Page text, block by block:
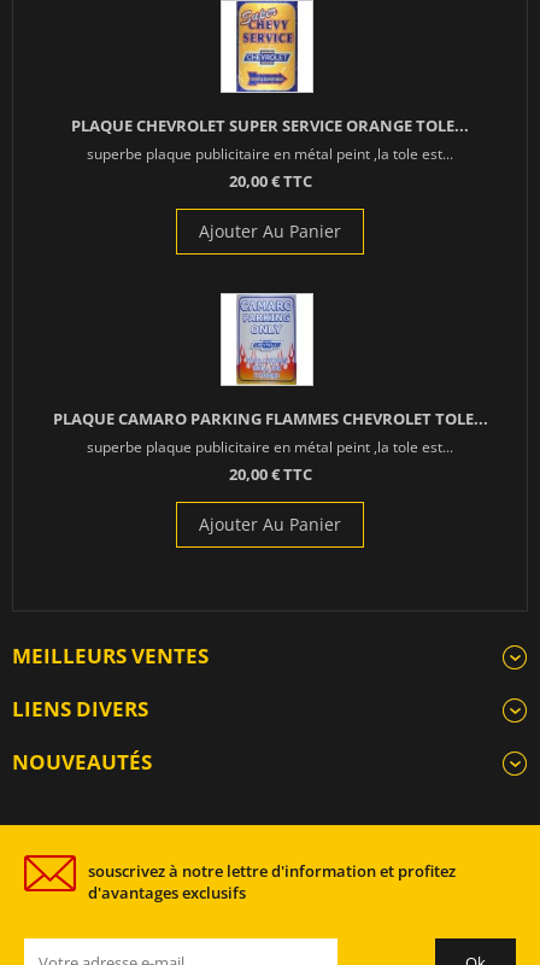
PLAQUE CHEVROLET SUPER SERVICE ORANGE TOLE...
superbe plaque publicitaire en métal peint ,la tole est...
20,00 € TTC
Ajouter Au Panier
PLAQUE CAMARO PARKING FLAMMES CHEVROLET TOLE...
superbe plaque publicitaire en métal peint ,la tole est...
20,00 € TTC
Ajouter Au Panier
MEILLEURS VENTES
LIENS DIVERS
NOUVEAUTÉS
souscrivez à notre lettre d'information et profitez
d'avantages exclusifs